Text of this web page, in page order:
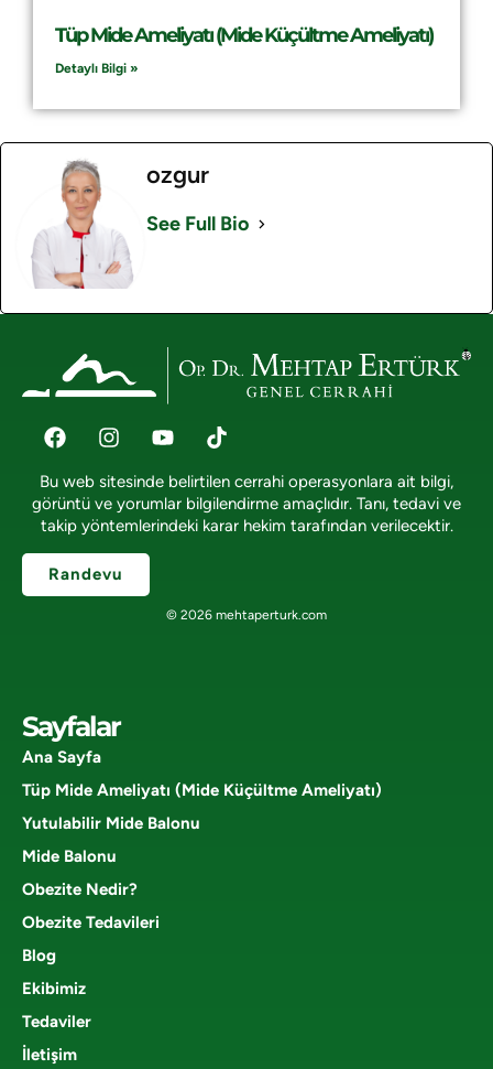
Tüp Mide Ameliyatı (Mide Küçültme Ameliyatı)
Detaylı Bilgi »
ozgur
See Full Bio
Bu web sitesinde belirtilen cerrahi operasyonlara ait bilgi,
görüntü ve yorumlar bilgilendirme amaçlıdır. Tanı, tedavi ve
takip yöntemlerindeki karar hekim tarafından verilecektir.
Randevu
© 2026 mehtaperturk.com
Sayfalar
Ana Sayfa
Tüp Mide Ameliyatı (Mide Küçültme Ameliyatı)
Yutulabilir Mide Balonu
Mide Balonu
Obezite Nedir?
Obezite Tedavileri
Blog
Ekibimiz
Tedaviler
İletişim